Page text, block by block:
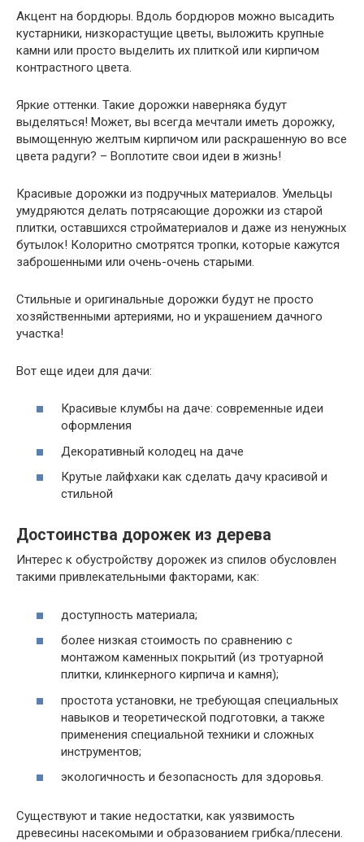
Акцент на бордюры. Вдоль бордюров можно высадить
кустарники, низкорастущие цветы, выложить крупные
камни или просто выделить их плиткой или кирпичом
контрастного цвета.
Яркие оттенки. Такие дорожки наверняка будут
выделяться! Может, вы всегда мечтали иметь дорожку,
вымощенную желтым кирпичом или раскрашенную во все
цвета радуги? – Воплотите свои идеи в жизнь!
Красивые дорожки из подручных материалов. Умельцы
умудряются делать потрясающие дорожки из старой
плитки, оставшихся стройматериалов и даже из ненужных
бутылок! Колоритно смотрятся тропки, которые кажутся
заброшенными или очень-очень старыми.
Стильные и оригинальные дорожки будут не просто
хозяйственными артериями, но и украшением дачного
участка!
Вот еще идеи для дачи:
Красивые клумбы на даче: современные идеи
оформления
Декоративный колодец на даче
Крутые лайфхаки как сделать дачу красивой и
стильной
Достоинства дорожек из дерева
Интерес к обустройству дорожек из спилов обусловлен
такими привлекательными факторами, как:
доступность материала;
более низкая стоимость по сравнению с
монтажом каменных покрытий (из тротуарной
плитки, клинкерного кирпича и камня);
простота установки, не требующая специальных
навыков и теоретической подготовки, а также
применения специальной техники и сложных
инструментов;
экологичность и безопасность для здоровья.
Существуют и такие недостатки, как уязвимость
древесины насекомыми и образованием грибка/плесени.